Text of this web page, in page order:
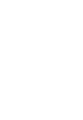
el bloque
dulce -
del que
unos en
mientras
suelos más
de